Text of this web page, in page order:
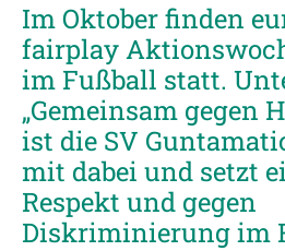
Im Oktober finden
fairplay
im Fußball statt.
„Gemeinsam gegen
ist die SV
mit dabei und setzt
Respekt und gegen
Diskriminierung im